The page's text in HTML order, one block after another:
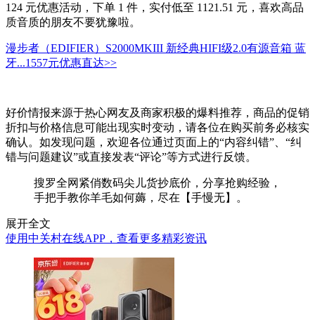
124 元优惠活动，下单 1 件，实付低至 1121.51 元，喜欢高品
质音质的朋友不要犹豫啦。
漫步者（EDIFIER）S2000MKIII 新经典HIFI级2.0有源音箱 蓝
牙...1557元优惠直达>>
好价情报来源于热心网友及商家积极的爆料推荐，商品的促销
折扣与价格信息可能出现实时变动，请各位在购买前务必核实
确认。如发现问题，欢迎各位通过页面上的“内容纠错”、“纠
错与问题建议”或直接发表“评论”等方式进行反馈。
搜罗全网紧俏数码尖儿货抄底价，分享抢购经验，
手把手教你羊毛如何薅，尽在【手慢无】。
展开全文
使用中关村在线APP，查看更多精彩资讯